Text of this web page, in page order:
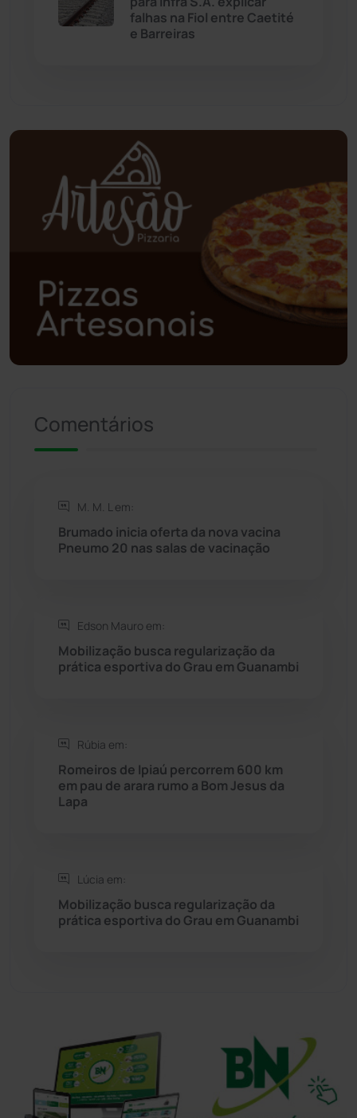
Palmas de Monte Alto (260)
Planalto (59)
Poções (182)
Polícia Civil (57)
Polícia Militar (27)
Política (03)
Riacho de Santana
Rio de Contas
Rio do Antônio
Saúde
Seabra (50)
Sítio do Mato
Sudoeste Baiano
falhas na Fiol entre Caetité
e Barreiras
Comentários
M. M. L em:
Brumado inicia oferta da nova vacina
Pneumo 20 nas salas de vacinação
Edson Mauro em:
Mobilização busca regularização da
prática esportiva do Grau em Guanambi
Rúbia em:
Romeiros de Ipiaú percorrem 600 km
em pau de arara rumo a Bom Jesus da
Lapa
Lúcia em:
Mobilização busca regularização da
prática esportiva do Grau em Guanambi